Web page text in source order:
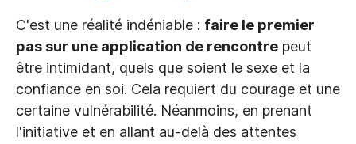
C'est une réalité indéniable : faire le premier
pas sur une application de rencontre peut
être intimidant, quels que soient le sexe et la
confiance en soi. Cela requiert du courage et une
certaine vulnérabilité. Néanmoins, en prenant
l'initiative et en allant au-delà des attentes